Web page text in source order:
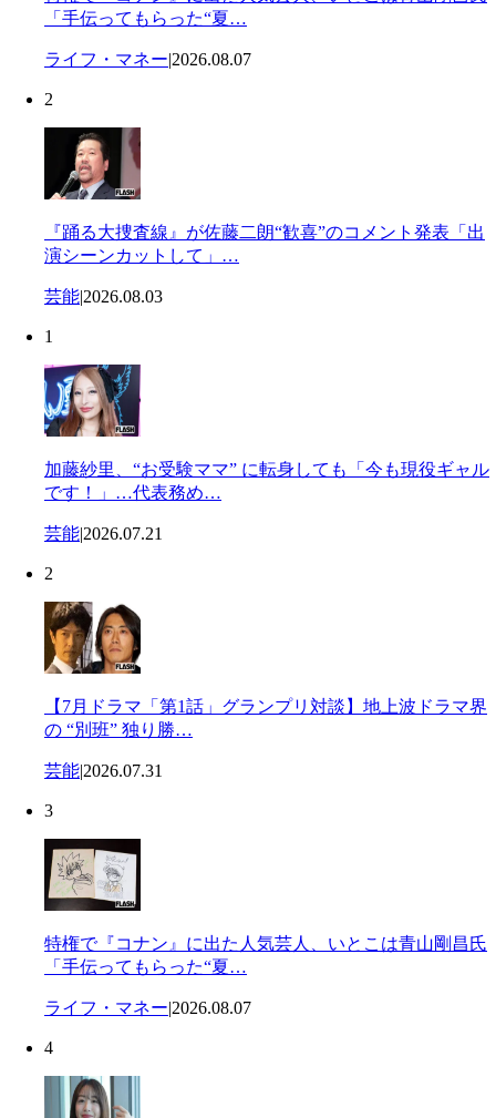
「手伝ってもらった“夏…
ライフ・マネー|2026.08.07
2
『踊る大捜査線』が佐藤二朗“歓喜”のコメント発表「出
演シーンカットして」…
芸能|2026.08.03
1
加藤紗里、“お受験ママ” に転身しても「今も現役ギャル
です！」…代表務め…
芸能|2026.07.21
2
【7月ドラマ「第1話」グランプリ対談】地上波ドラマ界
の “別班” 独り勝…
芸能|2026.07.31
3
特権で『コナン』に出た人気芸人、いとこは青山剛昌氏
「手伝ってもらった“夏…
ライフ・マネー|2026.08.07
4